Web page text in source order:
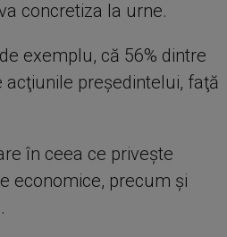
concretiza la urne.
exemplu, că 56% dintre
preşedintelui, faţă
în ceea ce priveşte
economice, precum şi